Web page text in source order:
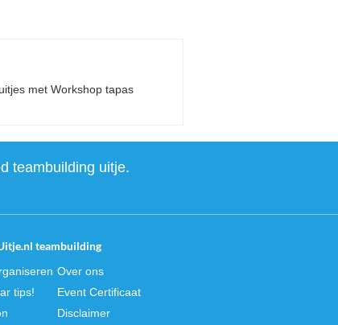
met Workshop tapas
teambuilding uitje.
teambuilding
tips!
Over ons
Event Certificaat
Disclaimer